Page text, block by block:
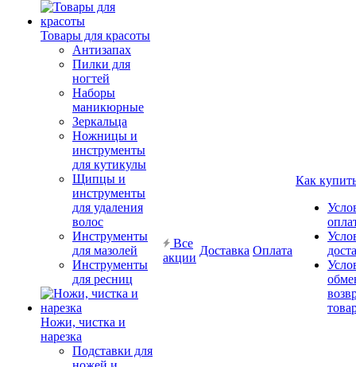
Товары для красоты
Антизапах
Пилки для
ногтей
Наборы
маникюрные
Зеркальца
Ножницы и
инструменты
для кутикулы
Щипцы и
инструменты
для удаления
волос
Инструменты
для мазолей
Инструменты
для ресниц
Ножи, чистка и
нарезка
Подставки для
Все
акции
Доставка Оплата
Как